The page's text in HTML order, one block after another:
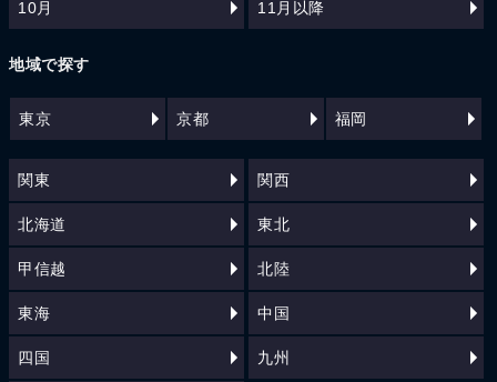
10月 11月以降
地域で探す
東京 京都 福岡
関東 関西
北海道 東北
甲信越 北陸
東海 中国
四国 九州